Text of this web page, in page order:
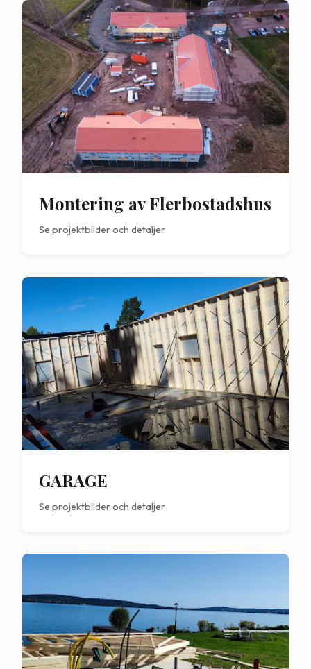
Montering av Flerbostadshus
Se projektbilder och detaljer
GARAGE
Se projektbilder och detaljer